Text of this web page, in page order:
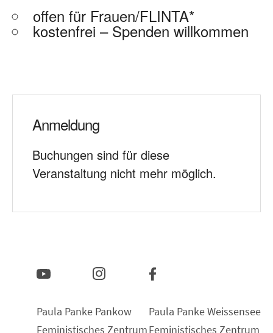
offen für Frauen/FLINTA*
kostenfrei – Spenden willkommen
Anmeldung
Buchungen sind für diese
Veranstaltung nicht mehr möglich.
Paula Panke Pankow
Feministisches Zentrum
Paula Panke Weissensee
Feministisches Zentrum